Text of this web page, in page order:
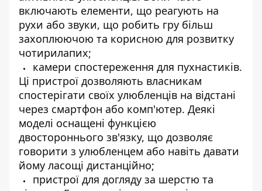
включають елементи, що реагують на
рухи або звуки, що робить гру більш
захоплюючою та корисною для розвитку
чотирилапих;
камери спостереження для пухнастиків.
Ці пристрої дозволяють власникам
спостерігати своїх улюбленців на відстані
через смартфон або комп'ютер. Деякі
моделі оснащені функцією
двостороннього зв'язку, що дозволяє
говорити з улюбленцем або навіть давати
йому ласощі дистанційно;
пристрої для догляду за шерстю та